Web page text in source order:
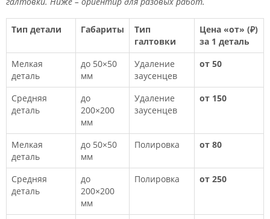
Тип детали Габариты
Тип
галтовки
Цена «от» (₽)
за 1 деталь
Мелкая
деталь
до 50×50
мм
Удаление
заусенцев
от 50
Средняя
деталь
до
200×200
мм
Удаление
заусенцев
от 150
Мелкая
деталь
до 50×50
мм
Полировка от 80
Средняя
деталь
до
200×200
мм
Полировка от 250